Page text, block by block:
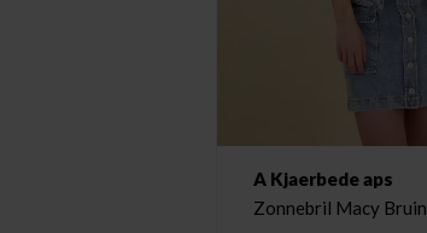
A Kjaerbede aps
Zonnebril Macy Bruin